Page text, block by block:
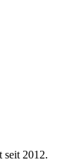
2012.